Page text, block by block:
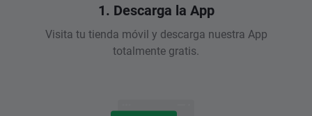
1. Descarga la App
Visita tu tienda móvil y descarga nuestra App
totalmente gratis.